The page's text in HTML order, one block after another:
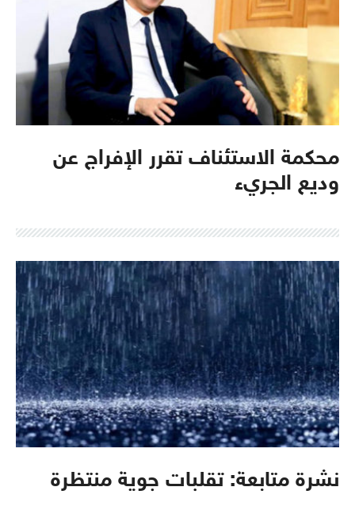
محكمة الاستئناف تقرر الإفراج عن
وديع الجريء
نشرة متابعة: تقلبات جوية منتظرة